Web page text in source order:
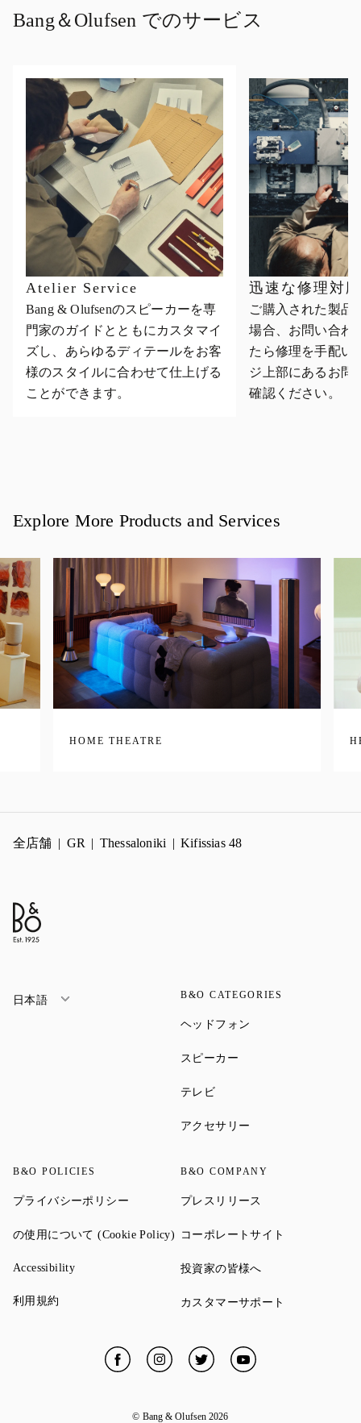
Bang＆Olufsen でのサービス
Atelier Service
Bang & Olufsenのスピーカーを専
門家のガイドとともにカスタマイ
ズし、あらゆるディテールをお客
様のスタイルに合わせて仕上げる
ことができます。
迅速な修理対
ご購入された製品
場合、お問い合わ
たら修理を手配い
ジ上部にあるお問
確認ください。
Explore More Products and Services
HOME THEATRE
全店舗 GR Thessaloniki Kifissias 48
日本語 B&O CATEGORIES
ヘッドフォン
スピーカー
テレビLink Opens in New Tab
アクセサリー
B&O POLICIES
プライバシーポリシー Link Opens in New Tab
の使用について (Cookie Policy) Link Opens in New Tab
AccessibilityLink Opens in New Tab
利用規約
B&O COMPANY
プレスリリース
コーポレートサイト
投資家の皆様へ
カスタマーサポート
FacebookLink Opens in New Tab
InstagramLink Opens in New Tab
TwitterLink Opens in New Tab
YouTubeLink Opens in New
© Bang & Olufsen2026